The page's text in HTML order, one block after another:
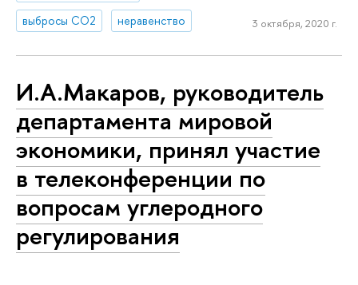
выбросы СО2
неравенство 3 октября, 2020 г.
И.А.Макаров, руководитель
департамента мировой
экономики, принял участие
в телеконференции по
вопросам углеродного
регулирования